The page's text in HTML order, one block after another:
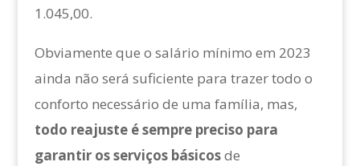
1.045,00.
Obviamente que o salário mínimo em 2023
ainda não será suficiente para trazer todo o
conforto necessário de uma família, mas,
todo reajuste é sempre preciso para
garantir os serviços básicosde